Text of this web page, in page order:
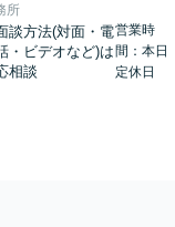
所
談方法(対面・電
・ビデオなど)は
相談
営業時
間：本日
定休日